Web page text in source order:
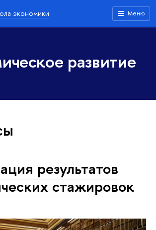
экономики Меню
развитие
результатов
стажировок